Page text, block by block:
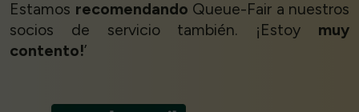
Estamos recomendando Queue-Fair a nuestros
socios de servicio también. ¡Estoy muy
contento!’